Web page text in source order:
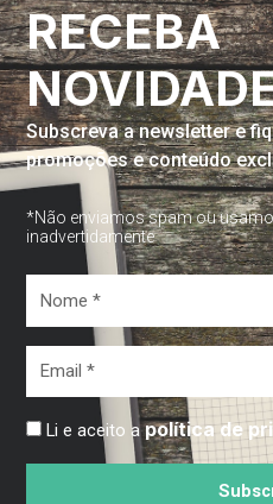
RECEBA
Subscreva a newsletter e
promoções e conteúdo
*Não enviamos spam ou
inadvertidamente
Li e aceito apolítica de